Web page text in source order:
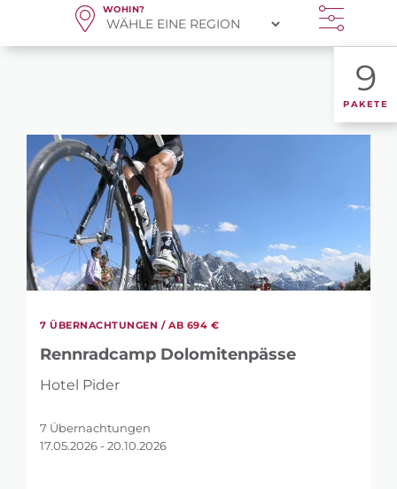
WOHIN?
9
PAKETE
7 ÜBERNACHTUNGEN / AB 694 €
Rennradcamp Dolomitenpässe
Hotel Pider
7 Übernachtungen
17.05.2026 - 20.10.2026